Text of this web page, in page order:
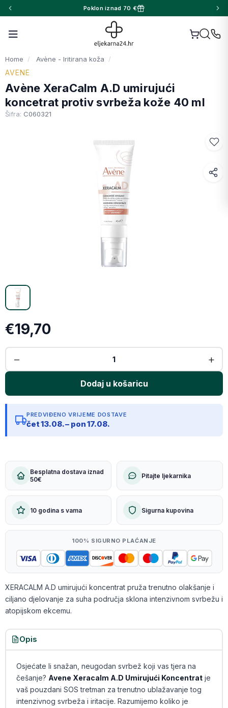
Poklon iznad 70 €
Home Avène - Iritirana koža
AVENE
Avène XeraCalm A.D umirujući
koncetrat protiv svrbeža kože 40 ml
Šifra: C060321
Facebook
WhatsApp
Email
€19,70
PREDVIĐENO VRIJEME DOSTAVE
čet 13.08. – pon 17.08.
Besplatna dostava iznad
50€
Pitajte ljekarnika
10 godina s vama Sigurna kupovina
100% SIGURNO PLAĆANJE
XERACALM A.D umirujući koncentrat pruža trenutno olakšanje i
ciljano djelovanje za suha područja sklona intenzivnom svrbežu i
atopijskom ekcemu.
Opis
Osjećate li snažan, neugodan svrbež koji vas tjera na
češanje? Avene Xeracalm A.D Umirujući Koncentratje
vaš pouzdani SOS tretman za trenutno ublažavanje tog
intenzivnog svrbeža i iritacije. Razumijemo koliko je